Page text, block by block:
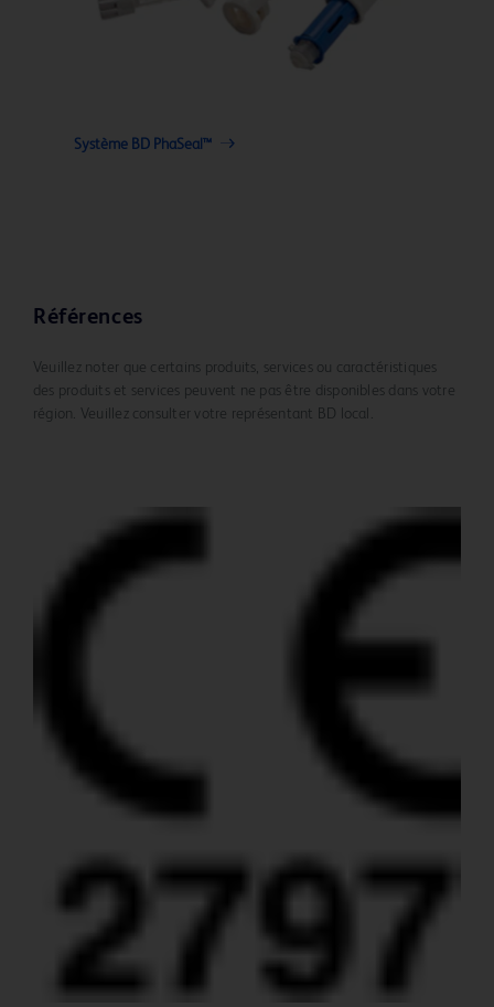
Système BD PhaSeal™
Références
Veuillez noter que certains produits, services ou caractéristiques
des produits et services peuvent ne pas être disponibles dans votre
région. Veuillez consulter votre représentant BD local.